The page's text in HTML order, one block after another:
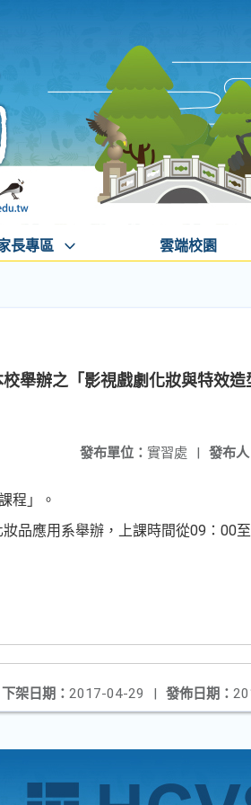
長專區 雲端校園
舉辦之「影視戲劇化妝與特效造
發布人
發布單位： 實習處 |
程」。
品應用系舉辦，上課時間從09：00至
發佈日期：
下架日期： 2017-04-29 |